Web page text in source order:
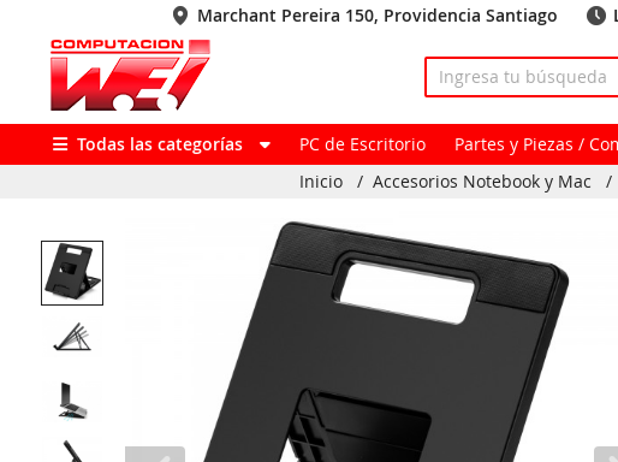
Marchant Pereira 150, Providencia Santiago
Todas las categorías PC de Escritorio Partes y Piezas /
Inicio
/ Accesorios Notebook y Mac /